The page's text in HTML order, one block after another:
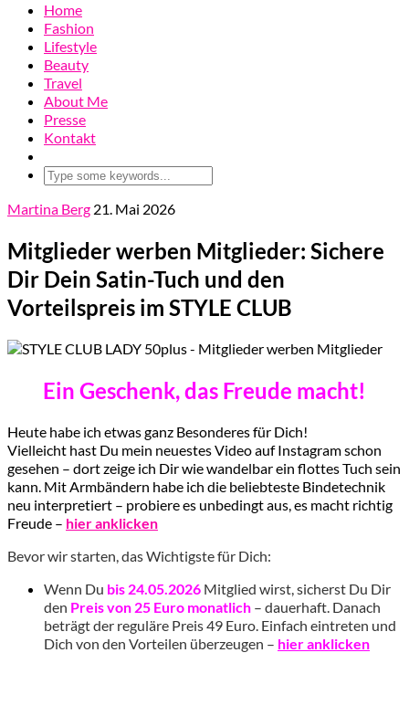
Home
Fashion
Lifestyle
Beauty
Travel
About Me
Presse
Kontakt
Martina Berg 21. Mai 2026
Mitglieder werben Mitglieder: Sichere
Dir Dein Satin-Tuch und den
Vorteilspreis im STYLE CLUB
Ein Geschenk, das Freude macht!
Heute habe ich etwas ganz Besonderes für Dich!
Vielleicht hast Du mein neuestes Video auf Instagram schon
gesehen – dort zeige ich Dir wie wandelbar ein flottes Tuch sein
kann. Mit Armbändern habe ich die beliebteste Bindetechnik
neu interpretiert – probiere es unbedingt aus, es macht richtig
Freude – hier anklicken
Bevor wir starten, das Wichtigste für Dich:
Wenn Du bis 24.05.2026 Mitglied wirst, sicherst Du Dir
den Preis von 25 Euro monatlich – dauerhaft. Danach
beträgt der reguläre Preis 49 Euro. Einfach eintreten und
Dich von den Vorteilen überzeugen – hier anklicken